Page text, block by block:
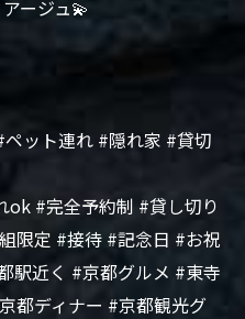
ージュ💫
ット連れ #隠れ家 #貸切
ok #完全予約制 #貸し切り
限定 #接待 #記念日 #お祝
駅近く #京都グルメ #東寺
都ディナー #京都観光グ